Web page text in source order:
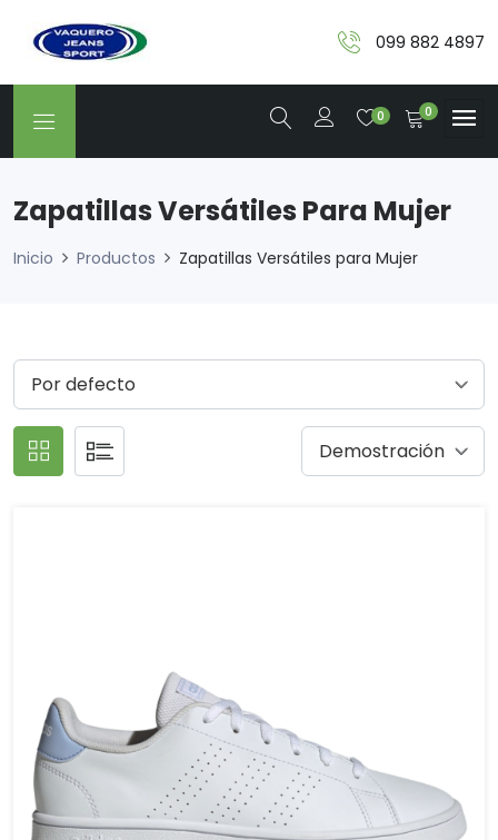
099 882 4897
0 0
Zapatillas Versátiles Para Mujer
Inicio Productos Zapatillas Versátiles para Mujer